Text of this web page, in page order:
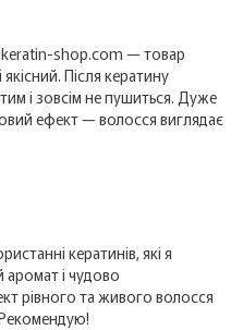
keratin-shop.com — товар
Після кератину
і зовсім не пушиться. Дуже
ефект — волосся виглядає
кератинів, які я
і чудово
рівного та живого волосся